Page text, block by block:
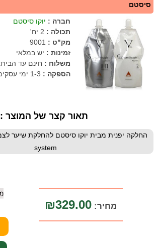
סיסטם
חברה : יוקו סיסטם
תכולה : 2 יח'
מק"ט :
9001
זמינות : יש במלאי
משלוח : חינם עד הבית
הספקה : 1-3 ימי עסקים
תאור קצר של המוצר :
system
מחיר: ₪329.00